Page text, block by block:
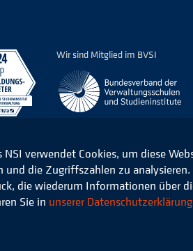
Wir sind Mitglied im BVSI
kommunale Verwaltung e.V.
NSI verwendet Cookies, um diese
die Zugriffszahlen zu
die wiederum Informationen über
Sie in unserer Datenschutzerklärung